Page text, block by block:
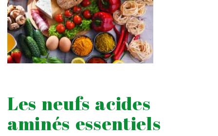
Les neufs acides
aminés essentiels